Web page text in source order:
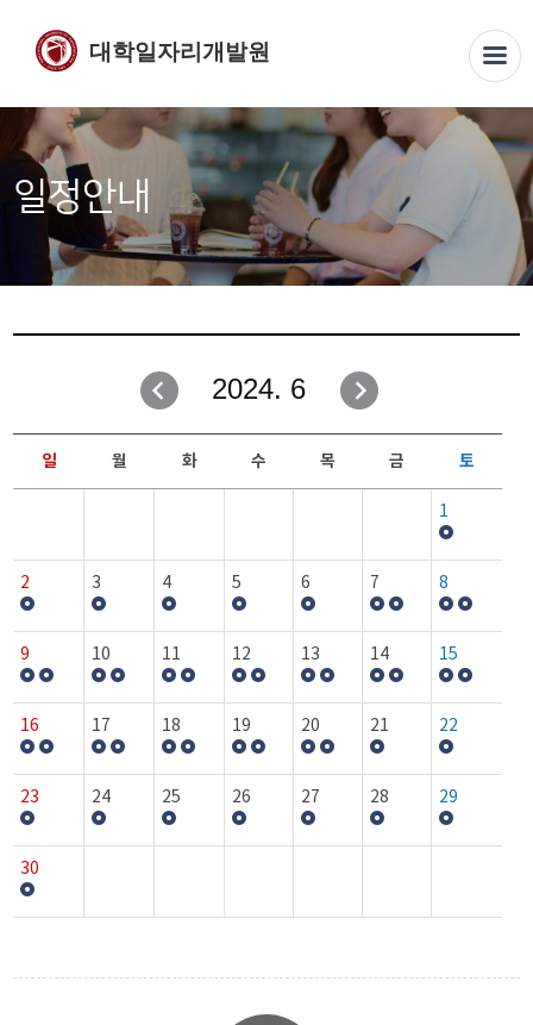
대학일자리개발원
일정안내
2024. 6
일 월 화 수 목 금 토
1
2 3 4 5 6 7 8
9 10 11 12 13 14 15
16 17 18 19 20 21 22
23 24 25 26 27 28 29
30